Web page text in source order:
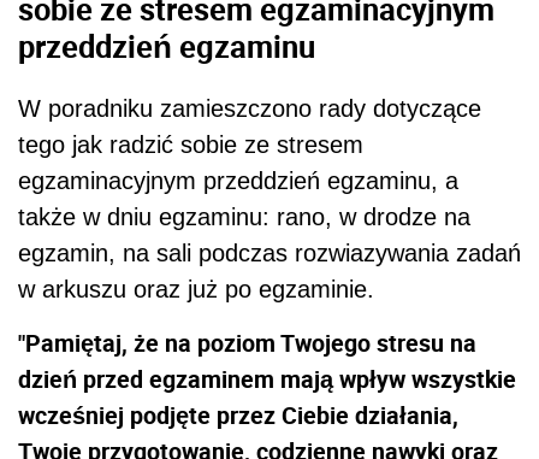
przeddzień egzaminu
W poradniku zamieszczono rady dotyczące
tego jak radzić sobie ze stresem
egzaminacyjnym przeddzień egzaminu, a
także w dniu egzaminu: rano, w drodze na
egzamin, na sali podczas rozwiazywania zadań
w arkuszu oraz już po egzaminie.
"Pamiętaj, że na poziom Twojego stresu na
dzień przed egzaminem mają wpływ wszystkie
wcześniej podjęte przez Ciebie działania,
Twoje przygotowanie, codzienne nawyki oraz